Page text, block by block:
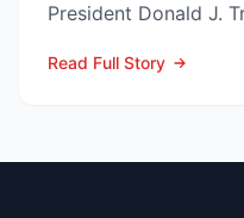
President Donald J.
Read Full Story